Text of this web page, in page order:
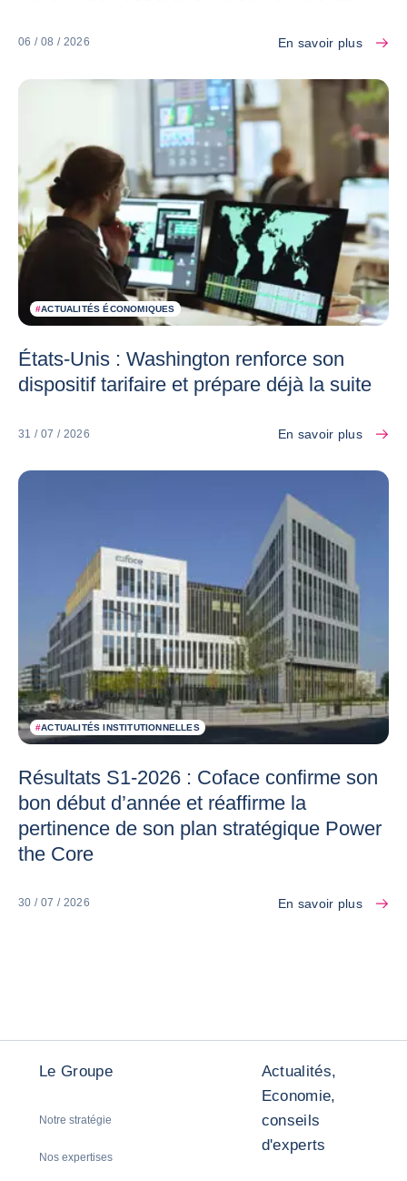
06 / 08 / 2026 En savoir plus
#ACTUALITÉS ÉCONOMIQUES
États-Unis : Washington renforce son
dispositif tarifaire et prépare déjà la suite
31 / 07 / 2026 En savoir plus
#ACTUALITÉS INSTITUTIONNELLES
Résultats S1-2026 : Coface confirme son
bon début d’année et réaffirme la
pertinence de son plan stratégique Power
the Core
30 / 07 / 2026 En savoir plus
Le Groupe
Notre stratégie
Nos expertises
Actualités,
Economie,
conseils
d'experts